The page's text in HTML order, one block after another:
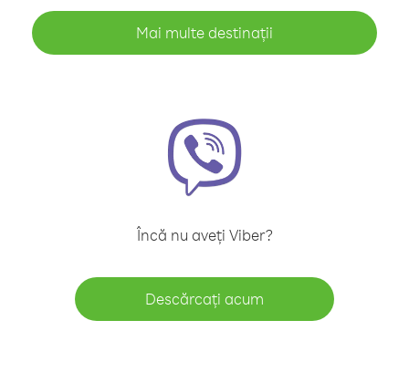
Mai multe destinații
Încă nu aveți Viber?
Descărcați acum